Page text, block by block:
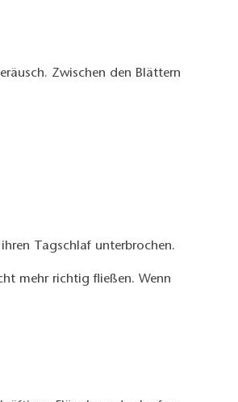
Zwischen den Blättern
Tagschlaf unterbrochen.
mehr richtig fließen. Wenn